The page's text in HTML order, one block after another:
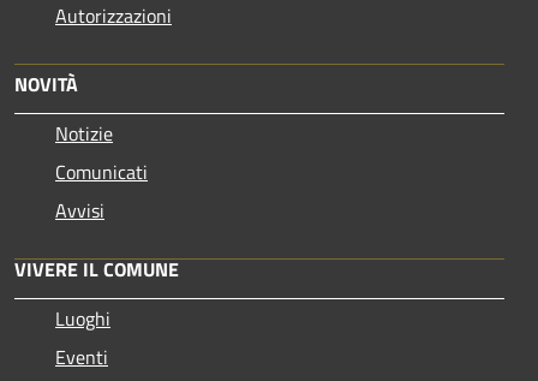
Autorizzazioni
NOVITÀ
Notizie
Comunicati
Avvisi
VIVERE IL COMUNE
Luoghi
Eventi